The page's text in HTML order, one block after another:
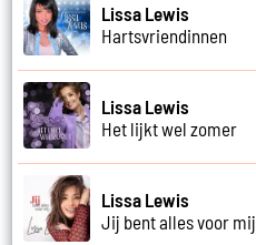
Lissa Lewis
Hartsvriendinnen
Lissa Lewis
Het lijkt wel zomer
Lissa Lewis
Jij bent alles voor mij